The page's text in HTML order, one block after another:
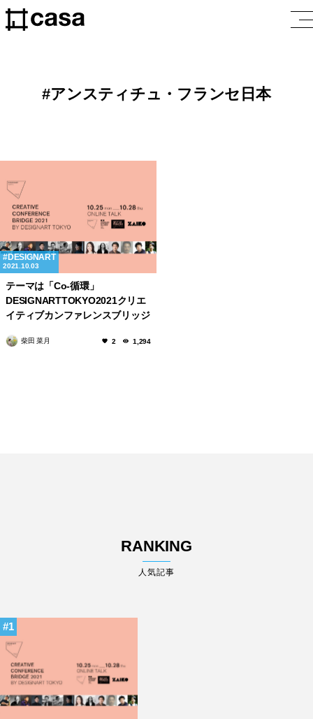
アンスティチュ・フランセ日本
DESIGNART
2021.10.03
テーマは「Co-循環」
DESIGNARTTOKYO2021クリエ
イティブカンファレンスブリッジ
柴田 菜月 2 1,294
RANKING
人気記事
1